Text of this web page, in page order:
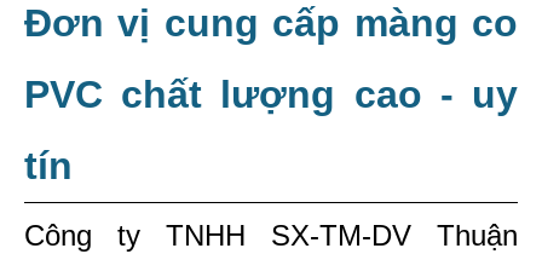
Đơn vị cung cấp màng co
PVC chất lượng cao - uy
tín
Công ty TNHH SX-TM-DV Thuận